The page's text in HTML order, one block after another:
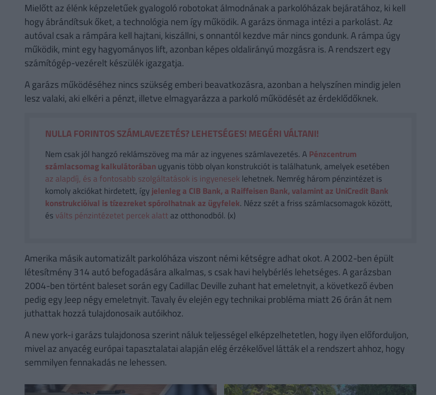
Mielőtt az élénk képzeletűek gyalogoló robotokat álmodnának a parkolóházak bejáratához, ki kell
hogy ábrándítsuk őket, a technológia nem így működik. A garázs önmaga intézi a parkolást. Az
autóval csak a rámpára kell hajtani, kiszállni, s onnantól kezdve már nincs gondunk. A rámpa úgy
működik, mint egy hagyományos lift, azonban képes oldalirányú mozgásra is. A rendszert egy
számítógép-vezérelt készülék igazgatja.
A garázs működéséhez nincs szükség emberi beavatkozásra, azonban a helyszínen mindig jelen
lesz valaki, aki elkéri a pénzt, illetve elmagyarázza a parkoló működését az érdeklődőknek.
NULLA FORINTOS SZÁMLAVEZETÉS? LEHETSÉGES! MEGÉRI VÁLTANI!
Nem csak jól hangzó reklámszöveg ma már az ingyenes számlavezetés. APénzcentrum
számlacsomag kalkulátorában ugyanis több olyan konstrukciót is találhatunk, amelyek esetében
az alapdíj, és a fontosabb szolgáltatások is ingyenesek lehetnek. Nemrég három pénzintézet is
komoly akciókat hirdetett, ígyjelenleg a CIB Bank, a Raiffeisen Bank, valamint az UniCredit Bank
konstrukcióival is tízezreket spórolhatnak az ügyfelek. Nézz szét a friss számlacsomagok között,
és válts pénzintézetet percek alattaz otthonodból. (x)
Amerika másik automatizált parkolóháza viszont némi kétségre adhat okot. A 2002-ben épült
létesítmény 314 autó befogadására alkalmas, s csak havi helybérlés lehetséges. A garázsban
2004-ben történt baleset során egy Cadillac Deville zuhant hat emeletnyit, a következő évben
pedig egy Jeep négy emeletnyit. Tavaly év elején egy technikai probléma miatt 26 órán át nem
juthattak hozzá tulajdonosaik autóikhoz.
A new york-i garázs tulajdonosa szerint náluk teljességel elképzelhetetlen, hogy ilyen előforduljon,
mivel az anyacég európai tapasztalatai alapján elég érzékelővel látták el a rendszert ahhoz, hogy
semmilyen fennakadás ne lehessen.